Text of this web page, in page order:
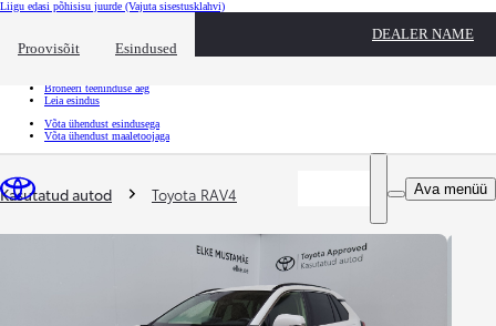
Liigu edasi põhisisu juurde (Vajuta sisestusklahvi)
Proovisõit Esindused
DEALER NAME
Kiirtee Klõpsa kiirtee ülekatte sulgemiseks
Broneeri teeninduse aeg
Leia esindus
Võta ühendust esindusega
Võta ühendust maaletoojaga
Ava menüü
Sina oled siin
Kasutatud autod Toyota RAV4